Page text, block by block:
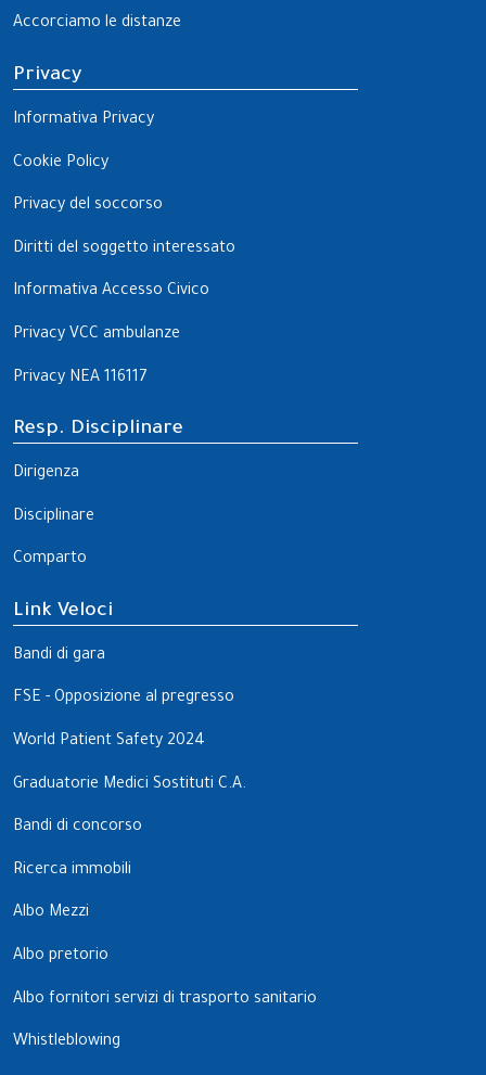
Accorciamo le distanze
Privacy
Informativa Privacy
Cookie Policy
Privacy del soccorso
Diritti del soggetto interessato
Informativa Accesso Civico
Privacy VCC ambulanze
Privacy NEA 116117
Resp. Disciplinare
Dirigenza
Disciplinare
Comparto
Link Veloci
Bandi di gara
FSE - Opposizione al pregresso
World Patient Safety 2024
Graduatorie Medici Sostituti C.A.
Bandi di concorso
Ricerca immobili
Albo Mezzi
Albo pretorio
Albo fornitori servizi di trasporto sanitario
Whistleblowing